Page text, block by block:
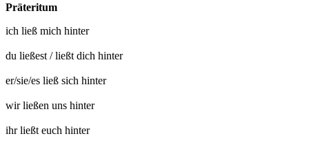
Präteritum
ich ließ mich hinter
du ließest /ließt dich hinter
er/sie/es ließ sich hinter
wirließen uns hinter
ihrließt euch hinter